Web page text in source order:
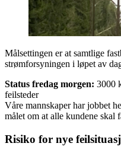
Målsettingen er at samtlige
strømforsyningen i løpet av
Status fredag morgen: 3000
feilsteder
Våre mannskaper har jobbet
målet om at alle kundene skal
Risiko for nye